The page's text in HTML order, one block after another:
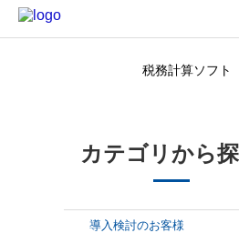
カテゴリから探す税務計算ソフト
カテゴリから
導入検討のお客様